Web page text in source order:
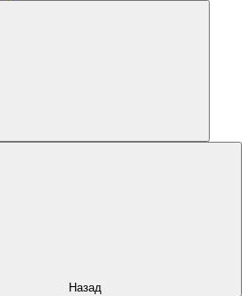
Назад